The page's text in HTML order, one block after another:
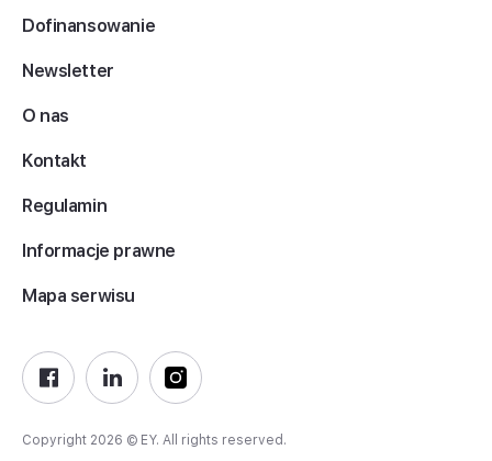
Dofinansowanie
Newsletter
O nas
Kontakt
Regulamin
Informacje prawne
Mapa serwisu
Copyright 2026 © EY. All rights reserved.